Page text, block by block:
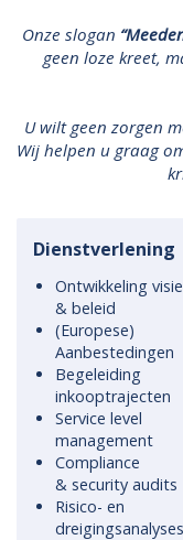
Onze slogan
geen loze kreet,
U wilt geen zorgen
Wij helpen u graag
Dienstverlening
Ontwikkeling visie
& beleid
(Europese)
Aanbestedingen
Begeleiding
inkooptrajecten
Service level
management
Compliance
& security audits
Risico- en
dreigingsanalyses